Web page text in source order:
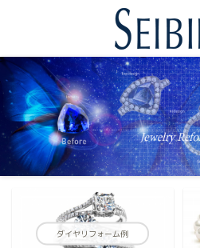
ダイヤリフォーム例